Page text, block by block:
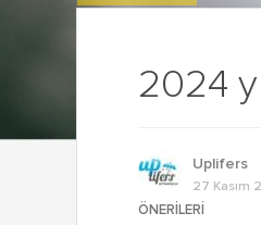
2024
Uplifers
27 Kasım
ÖNERILERI